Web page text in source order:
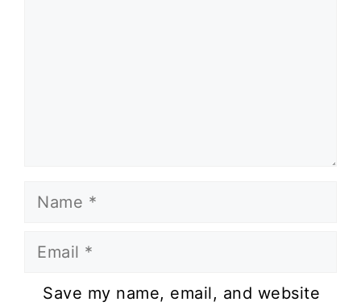
Name
Email
Website
Save my name, email, and website